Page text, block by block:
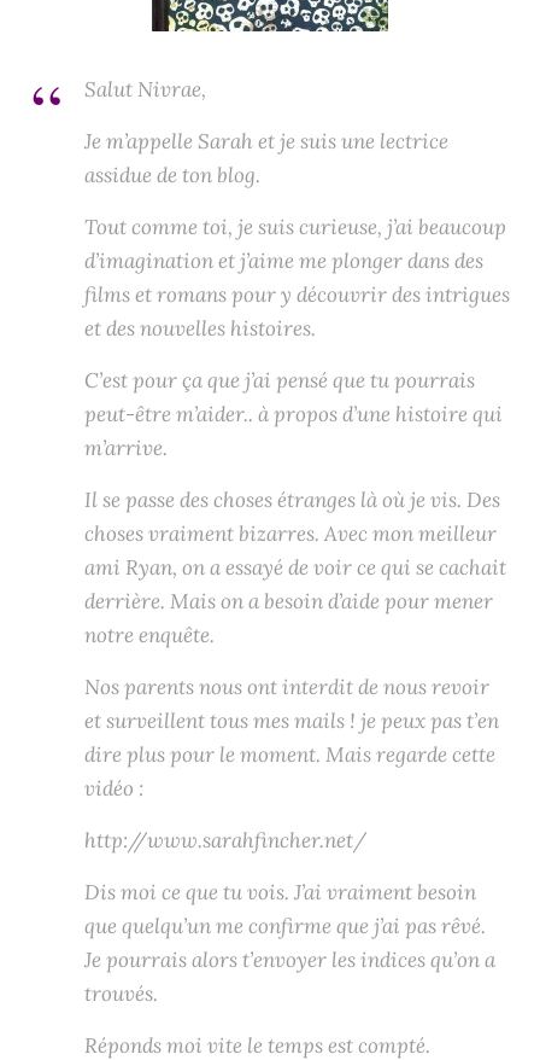
Salut Nivrae,
Je m’appelle Sarah et je suis une lectrice
assidue de ton blog.
Tout comme toi, je suis curieuse, j’ai beaucoup
d’imagination et j’aime me plonger dans des
films et romans pour y découvrir des intrigues
et des nouvelles histoires.
C’est pour ça que j’ai pensé que tu pourrais
peut-être m’aider.. à propos d’une histoire qui
m’arrive.
Il se passe des choses étranges là où je vis. Des
choses vraiment bizarres. Avec mon meilleur
ami Ryan, on a essayé de voir ce qui se cachait
derrière. Mais on a besoin d’aide pour mener
notre enquête.
Nos parents nous ont interdit de nous revoir
et surveillent tous mes mails ! je peux pas t’en
dire plus pour le moment. Mais regarde cette
vidéo :
http://www.sarahfincher.net/
Dis moi ce que tu vois. J’ai vraiment besoin
que quelqu’un me confirme que j’ai pas rêvé.
Je pourrais alors t’envoyer les indices qu’on a
trouvés.
Réponds moi vite le temps est compté.